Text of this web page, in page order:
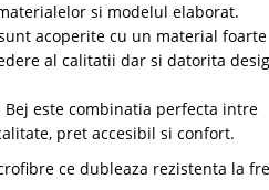
si modelul elaborat.
acoperite cu un material foarte
al calitatii dar si datorita
este combinatia perfecta intre
pret accesibil si confort.
ce dubleaza rezistenta la